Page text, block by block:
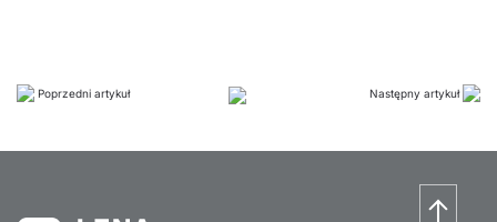
Poprzedni artykuł Następny artykuł